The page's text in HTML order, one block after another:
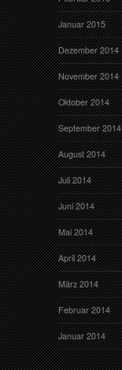
Januar 2015
Dezember 2014
November 2014
Oktober 2014
September 2014
August 2014
Juli 2014
Juni 2014
Mai 2014
April 2014
März 2014
Februar 2014
Januar 2014